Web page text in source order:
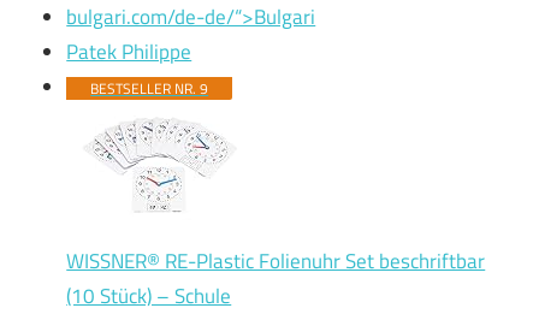
bulgari.com/de-de/“>Bulgari
Patek Philippe
BESTSELLER NR. 9
WISSNER® RE-Plastic Folienuhr Set beschriftbar
(10 Stück) – Schule